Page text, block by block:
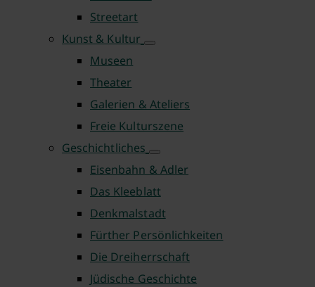
Streetart
Kunst & Kultur
Museen
Theater
Galerien & Ateliers
Freie Kulturszene
Geschichtliches
Eisenbahn & Adler
Das Kleeblatt
Denkmalstadt
Fürther Persönlichkeiten
Die Dreiherrschaft
Jüdische Geschichte